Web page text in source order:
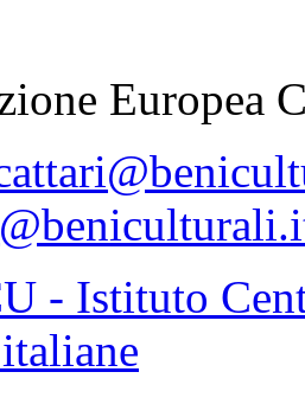
Europea
- Istituto